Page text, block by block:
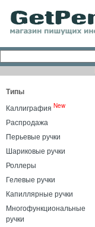
Типы
Каллиграфия New
Распродажа
Перьевые ручки
Шариковые ручки
Роллеры
Гелевые ручки
Капиллярные ручки
Многофункциональные
ручки